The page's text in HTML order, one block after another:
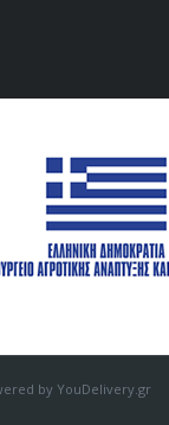
by YouDelivery.gr